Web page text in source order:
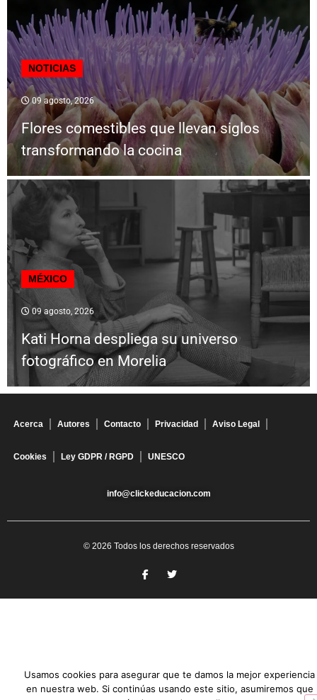
NOTICIAS
09 agosto, 2026
Flores comestibles que llevan siglos
transformando la cocina
MÉXICO
09 agosto, 2026
Kati Horna despliega su universo
fotográfico en Morelia
Acerca Autores Contacto Privacidad Aviso Legal
Cookies Ley GDPR / RGPD UNESCO
info@clickeducacion.com
© 2026 Todos los derechos reservados
Usamos cookies para asegurar que te damos la mejor experiencia
en nuestra web. Si continúas usando este sitio, asumiremos que